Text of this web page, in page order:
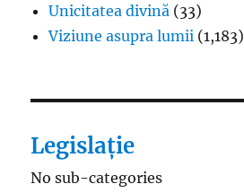
Unicitatea divină (33)
Viziune asupra lumii (1,183)
Legislație
No sub-categories